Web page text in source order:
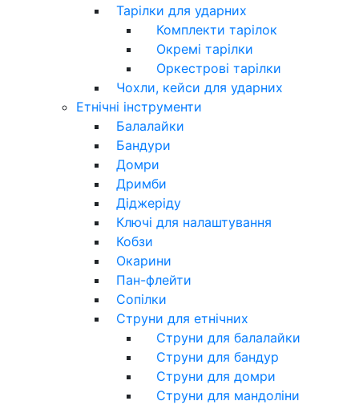
Тарілки для ударних
Комплекти тарілок
Окремі тарілки
Оркестрові тарілки
Чохли, кейси для ударних
Етнічні інструменти
Балалайки
Бандури
Домри
Дримби
Діджеріду
Ключі для налаштування
Кобзи
Окарини
Пан-флейти
Сопілки
Струни для етнічних
Струни для балалайки
Струни для бандур
Струни для домри
Струни для мандоліни